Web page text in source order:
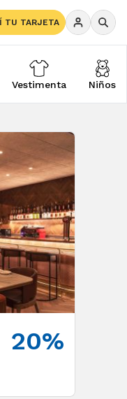
TU TARJETA
Vestimenta Niños
20%